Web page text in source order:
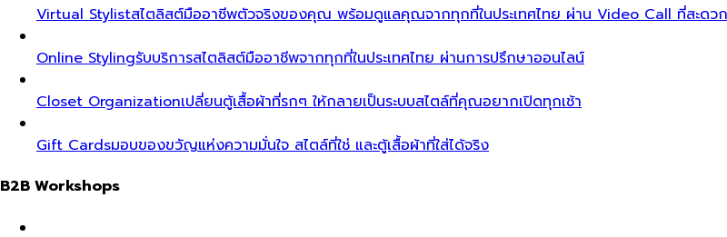
Virtual Stylistสไตลิสต์มืออาชีพตัวจริงของคุณ พร้อมดูแลคุณจากทุกที่ในประเทศไทย ผ่าน Video Call ที่สะดว
Online Stylingรับบริการสไตลิสต์มืออาชีพจากทุกที่ในประเทศไทย ผ่านการปรึกษาออนไลน์
Closet Organizationเปลี่ยนตู้เสื้อผ้าที่รกๆ ให้กลายเป็นระบบสไตล์ที่คุณอยากเปิดทุกเช้า
Gift Cardsมอบของขวัญแห่งความมั่นใจ สไตล์ที่ใช่ และตู้เสื้อผ้าที่ใส่ได้จริง
B2B Workshops